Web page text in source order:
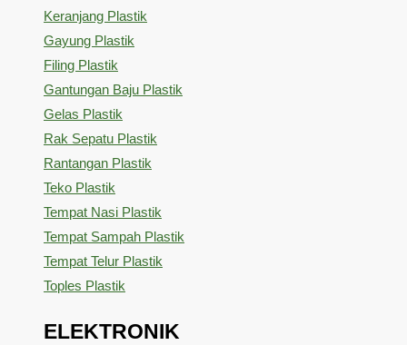
Keranjang Plastik
Gayung Plastik
Filing Plastik
Gantungan Baju Plastik
Gelas Plastik
Rak Sepatu Plastik
Rantangan Plastik
Teko Plastik
Tempat Nasi Plastik
Tempat Sampah Plastik
Tempat Telur Plastik
Toples Plastik
ELEKTRONIK